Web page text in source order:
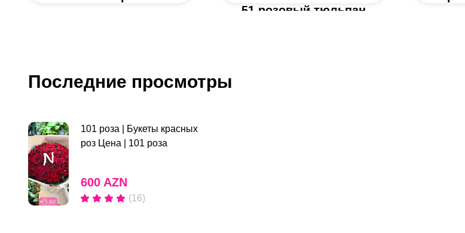
51 розовый тюльпан
Последние просмотры
101 роза | Букеты красных
роз Цена | 101 роза
600 AZN
(16)